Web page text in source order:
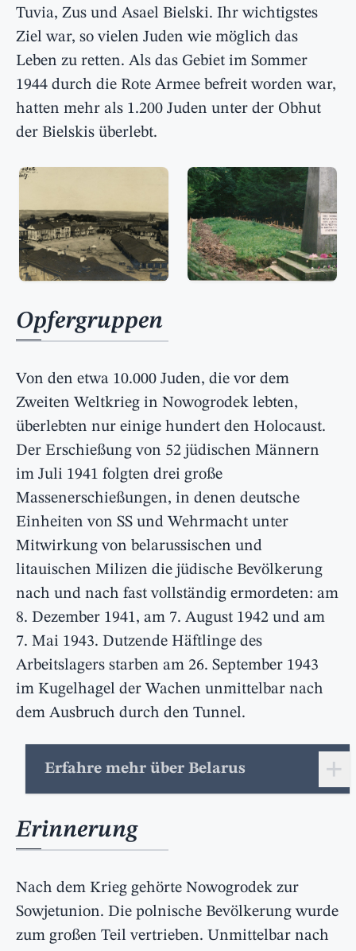
Tuvia, Zus und Asael Bielski. Ihr wichtigstes
Ziel war, so vielen Juden wie möglich das
Leben zu retten. Als das Gebiet im Sommer
1944 durch die Rote Armee befreit worden war,
hatten mehr als 1.200 Juden unter der Obhut
der Bielskis überlebt.
Opfergruppen
Von den etwa 10.000 Juden, die vor dem
Zweiten Weltkrieg in Nowogrodek lebten,
überlebten nur einige hundert den Holocaust.
Der Erschießung von 52 jüdischen Männern
im Juli 1941 folgten drei große
Massenerschießungen, in denen deutsche
Einheiten von SS und Wehrmacht unter
Mitwirkung von belarussischen und
litauischen Milizen die jüdische Bevölkerung
nach und nach fast vollständig ermordeten: am
8. Dezember 1941, am 7. August 1942 und am
7. Mai 1943. Dutzende Häftlinge des
Arbeitslagers starben am 26. September 1943
im Kugelhagel der Wachen unmittelbar nach
dem Ausbruch durch den Tunnel.
Erfahre mehr über Belarus +
Erinnerung
Nach dem Krieg gehörte Nowogrodek zur
Sowjetunion. Die polnische Bevölkerung wurde
zum großen Teil vertrieben. Unmittelbar nach